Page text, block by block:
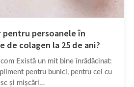
pentru persoanele în
de colagen la 25 de ani?
Există un mit bine înrădăcinat:
pentru bunici, pentru cei cu
și mișcări…